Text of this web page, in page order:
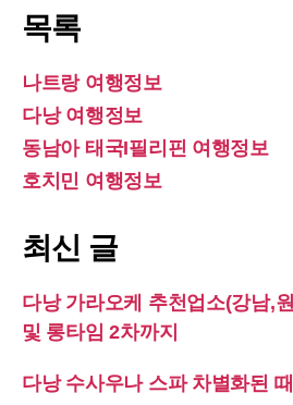
목록
나트랑 여행정보
다낭 여행정보
동남아 태국I필리핀 여행정보
호치민 여행정보
최신 글
다낭 가라오케 추천업소(강남,
및 롱타임 2차까지
다낭 수사우나 스파 차별화된